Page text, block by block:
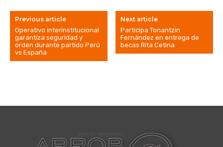
Previous article
Operativo interinstitucional
garantiza seguridad y
orden durante partido Perú
vs España
Next article
Participa Tonantzin
Fernández en entrega de
becas Rita Cetina